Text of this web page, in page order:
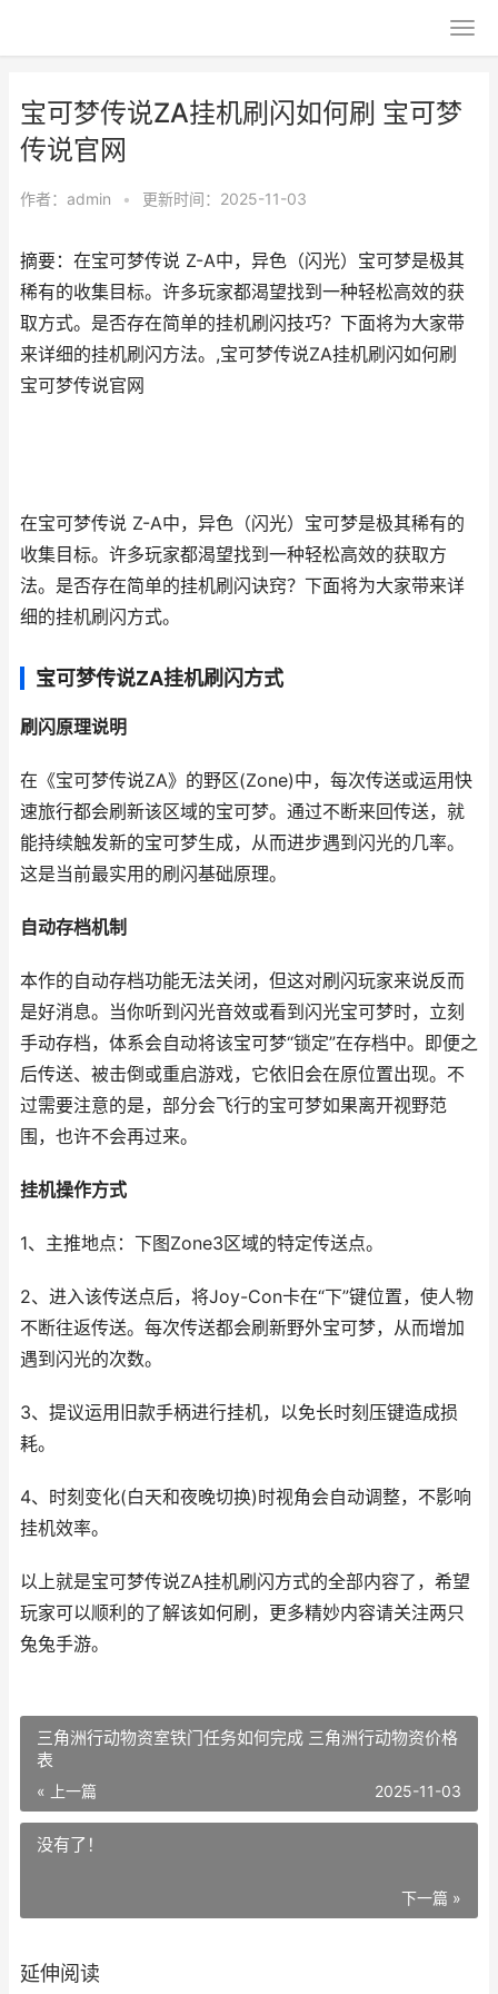
宝可梦传说ZA挂机刷闪如何刷 宝可梦
传说官网
作者： admin • 更新时间：2025-11-03
摘要：在宝可梦传说 Z-A中，异色（闪光）宝可梦是极其
稀有的收集目标。许多玩家都渴望找到一种轻松高效的获
取方式。是否存在简单的挂机刷闪技巧？下面将为大家带
来详细的挂机刷闪方法。,宝可梦传说ZA挂机刷闪如何刷
宝可梦传说官网
在宝可梦传说 Z-A中，异色（闪光）宝可梦是极其稀有的
收集目标。许多玩家都渴望找到一种轻松高效的获取方
法。是否存在简单的挂机刷闪诀窍？下面将为大家带来详
细的挂机刷闪方式。
宝可梦传说ZA挂机刷闪方式
刷闪原理说明
在《宝可梦传说ZA》的野区(Zone)中，每次传送或运用快
速旅行都会刷新该区域的宝可梦。通过不断来回传送，就
能持续触发新的宝可梦生成，从而进步遇到闪光的几率。
这是当前最实用的刷闪基础原理。
自动存档机制
本作的自动存档功能无法关闭，但这对刷闪玩家来说反而
是好消息。当你听到闪光音效或看到闪光宝可梦时，立刻
手动存档，体系会自动将该宝可梦“锁定”在存档中。即便之
后传送、被击倒或重启游戏，它依旧会在原位置出现。不
过需要注意的是，部分会飞行的宝可梦如果离开视野范
围，也许不会再过来。
挂机操作方式
1、主推地点：下图Zone3区域的特定传送点。
2、进入该传送点后，将Joy-Con卡在“下”键位置，使人物
不断往返传送。每次传送都会刷新野外宝可梦，从而增加
遇到闪光的次数。
3、提议运用旧款手柄进行挂机，以免长时刻压键造成损
耗。
4、时刻变化(白天和夜晚切换)时视角会自动调整，不影响
挂机效率。
以上就是宝可梦传说ZA挂机刷闪方式的全部内容了，希望
玩家可以顺利的了解该如何刷，更多精妙内容请关注两只
兔兔手游。
三角洲行动物资室铁门任务如何完成 三角洲行动物资价格
表
« 上一篇 2025-11-03
没有了！
下一篇 »
延伸阅读